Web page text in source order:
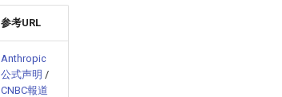
参考URL
Anthropic
公式声明 /
CNBC報道